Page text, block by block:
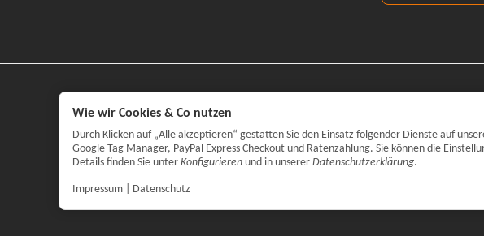
Wie wir Cookies & Co nutzen
Durch Klicken auf „Alle akzeptieren“ gestatten Sie den Einsatz folgender Dienste auf
Google Tag Manager, PayPal Express Checkout und Ratenzahlung. Sie können die
Details finden Sie unter Konfigurieren und in unserer Datenschutzerklärung.
Impressum Datenschutz